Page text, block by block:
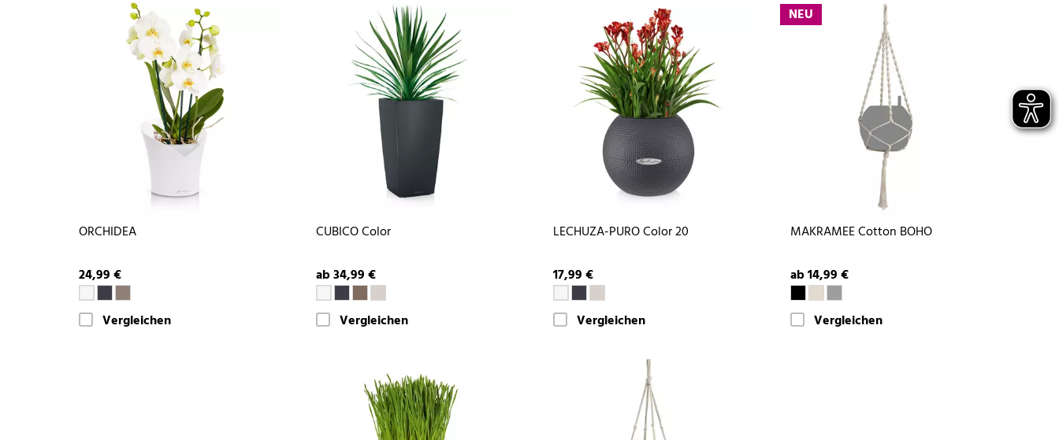
ORCHIDEA
24,99 €
Vergleichen
CUBICO Color
ab 34,99 €
Vergleichen
LECHUZA-PURO Color 20
17,99 €
Vergleichen
NEU
MAKRAMEE Cotton BOHO
ab 14,99 €
Vergleichen